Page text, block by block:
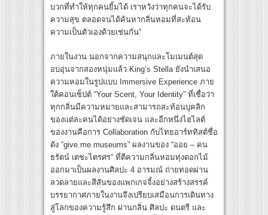
บวกที่ทำให้ทุกคนยิ้มได้ เราหวังว่าทุกคนจะได้รับ
ความสุข ตลอดจนได้ค้นหากลิ่นหอมที่สะท้อน
ความเป็นตัวเองด้วยเช่นกัน”
ภายในงาน นอกจากความสนุกและโมเมนต์สุด
อบอุ่นจากสองหนุ่มแล้ว King’s Stella ยังนำเสนอ
ความหอมในรูปแบบ Immersive Experience ภาย
ใต้คอนเซ็ปต์ “Your Scent, Your Identity” ที่เชื่อว่า
ทุกกลิ่นมีความหมายและสามารถสะท้อนบุคลิก
ของแต่ละคนได้อย่างชัดเจน และอีกหนึ่งไฮไลต์
ของงานคือการ Collaboration กับไทยอาร์ททิสต์ชื่อ
ดัง “give.me.museums” ผลงานของ “ออย – คน
ธรัตน์ เตชะไตรศร” ที่ตีความกลิ่นหอมทุ่งดอกไม้
ออกมาเป็นผลงานศิลปะ 4 อารมณ์ ถ่ายทอดผ่าน
ลวดลายและสีสันของแพกเกจจิ้งอย่างสร้างสรรค์
บรรยากาศภายในงานจึงเปรียบเสมือนการเดินทาง
สู่โลกของความรู้สึก ผ่านกลิ่น ศิลปะ ดนตรี และ